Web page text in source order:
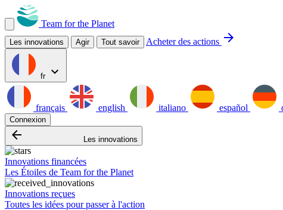
Team for the Planet
Les innovations Agir Tout savoir Acheter des actions arrow_forward
fr expand_more
français english italiano español
Connexion
arrow_backward Les innovations
Innovations financées
Les Étoiles de Team for the Planet
Innovations reçues
Toutes les idées pour passer à l'action